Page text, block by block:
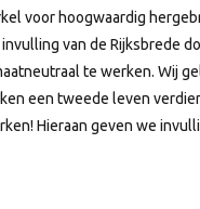
voor hoogwaardig
van de Rijksbrede
te werken. Wij
een tweede leven
Hieraan geven we